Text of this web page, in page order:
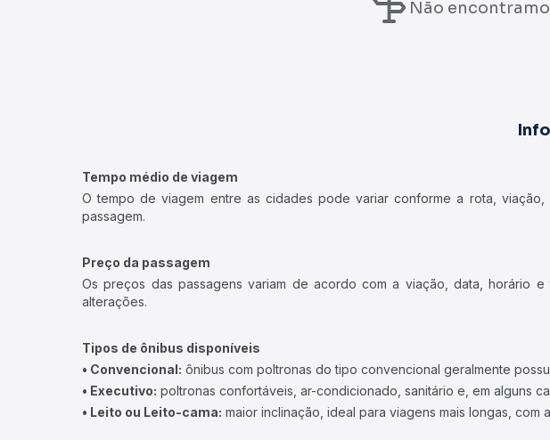
Não
Tempo médio de viagem
O tempo de viagem entre as cidades pode variar conforme a rota,
passagem.
Preço da passagem
Os preços das passagens variam de acordo com a viação, data, horário
alterações.
Tipos de ônibus disponíveis
• Convencional: ônibus com poltronas do tipo convencional geralmente
• Executivo: poltronas confortáveis, ar-condicionado, sanitário e, em alguns
• Leito ou Leito-cama: maior inclinação, ideal para viagens mais longas,